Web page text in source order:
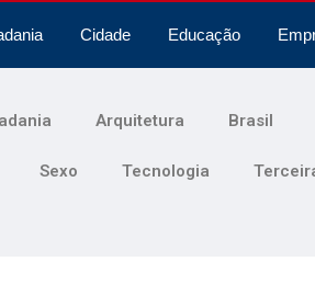
Cidade Educação
Arquitetura Brasil
Sexo Tecnologia